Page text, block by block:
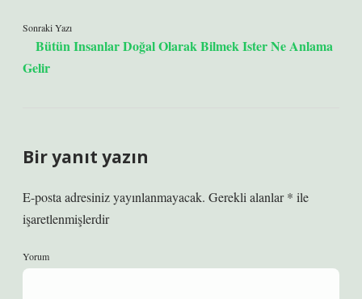
Sonraki Yazı
Bütün Insanlar Doğal Olarak Bilmek Ister Ne Anlama
Gelir
Bir yanıt yazın
E-posta adresiniz yayınlanmayacak. Gerekli alanlar* ile
işaretlenmişlerdir
Yorum